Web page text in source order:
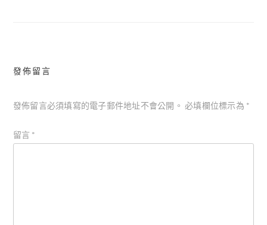
發佈留言
發佈留言必須填寫的電子郵件地址不會公開。 必填欄位標示為 *
留言 *